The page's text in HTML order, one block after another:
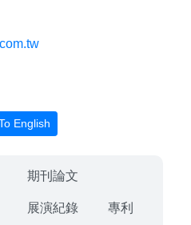
English
期刊論文
展演紀錄 專利